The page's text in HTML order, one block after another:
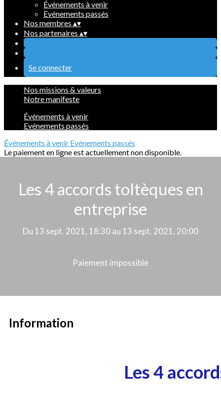
Événements à venir
Evénements passés
Nos membres ▴▾
Nos partenaires ▴▾
Se connecter
Nos missions & valeurs
Notre manifeste
Événements à venir
Evénements passés
Événements à venir Evénements passés
Le paiement en ligne est actuellement non disponible.
Les 4 accords toltèques en
entreprise
Du 13 sept. 2021, 18:30 au 13 sept. 2021, 20:00
Paiement impossible
Information
Les 4